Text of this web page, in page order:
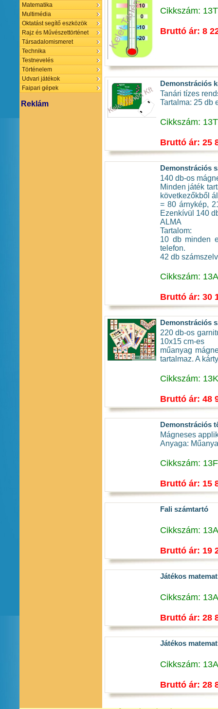
Matematika
Multimédia
Oktatást segítő eszközök
Rajz és Művészettörténet
Társadalomismeret
Technika
Testnevelés
Történelem
Udvari játékok
Faipari gépek
Reklám
Cikkszám:
Bruttó ár: 8
Demonstrációs
Tanári tízes
Tartalma: 25 db
Cikkszám:
Bruttó ár: 25
Demonstrációs
140 db-os
Minden játék
következőkből
= 80 árnykép,
Ezenkívül 140
ALMA
Tartalom:
10 db minden
telefon.
42 db
Cikkszám:
Bruttó ár: 30
Demonstrációs
220 db-os
10x15 cm-es
műanyag
tartalmaz. A
Cikkszám:
Bruttó ár: 48
Demonstrációs
Mágneses
Anyaga:
Cikkszám:
Bruttó ár: 15
Fali számtartó
Cikkszám:
Bruttó ár: 19
Játékos
Cikkszám:
Bruttó ár: 28
Játékos
Cikkszám:
Bruttó ár: 28